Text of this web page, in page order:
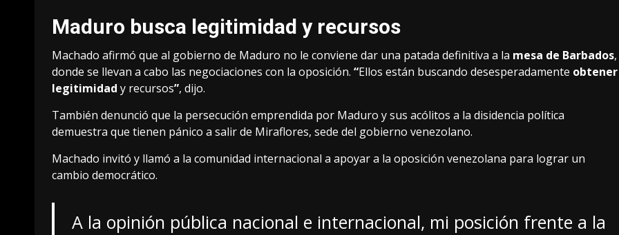
Maduro busca legitimidad y recursos
Machado afirmó que al gobierno de Maduro no le conviene dar una patada definitiva a la mesa de Barbados,
donde se llevan a cabo las negociaciones con la oposición. “Ellos están buscando desesperadamente obtener
legitimidad y recursos”, dijo.
También denunció que la persecución emprendida por Maduro y sus acólitos a la disidencia política
demuestra que tienen pánico a salir de Miraflores, sede del gobierno venezolano.
Machado invitó y llamó a la comunidad internacional a apoyar a la oposición venezolana para lograr un
cambio democrático.
A la opinión pública nacional e internacional, mi posición frente a la